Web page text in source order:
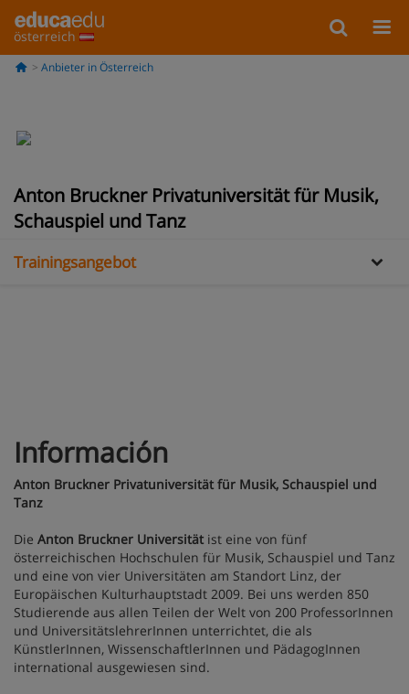
österreich
Anbieter in Österreich
Anton Bruckner Privatuniversität für Musik,
Schauspiel und Tanz
Galería
Trainingsangebot
Información
Anton Bruckner Privatuniversität für Musik, Schauspiel und
Tanz
Die Anton Bruckner Universität ist eine von fünf
österreichischen Hochschulen für Musik, Schauspiel und Tanz
und eine von vier Universitäten am Standort Linz, der
Europäischen Kulturhauptstadt 2009. Bei uns werden 850
Studierende aus allen Teilen der Welt von 200 ProfessorInnen
und UniversitätslehrerInnen unterrichtet, die als
KünstlerInnen, WissenschaftlerInnen und PädagogInnen
international ausgewiesen sind.